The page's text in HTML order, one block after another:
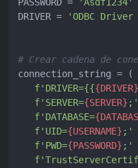
PASSWORD =
'Asdf1234'
DRIVER =
'ODBC
# Crear cadena de
connection_string = (
f'DRIVER={{{DRIVER}
f'SERVER={SERVER} ;'
f'DATABASE=
f'UID={USERNAME} ;'
f'PWD={PASSWORD} ;'